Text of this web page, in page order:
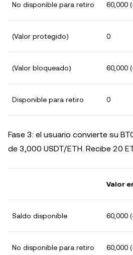
No disponible para retiro 60,000
(Valor protegido) 0
(Valor bloqueado) 60,000
Disponible para retiro 0
Fase 3: el usuario convierte su
de 3,000 USDT/ETH. Recibe 20
Valor
Saldo disponible 60,000
No disponible para retiro 60,000